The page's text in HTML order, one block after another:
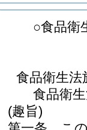
○食品衛
食品衛生法
食品衛
(趣旨)